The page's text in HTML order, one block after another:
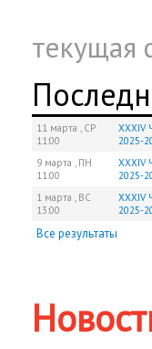
текущая
11 марта , СР
11:00
XXXIV
2025-
9 марта , ПН
11:00
XXXIV
2025-
1 марта , ВС
13:00
XXXIV
2025-
Все результаты